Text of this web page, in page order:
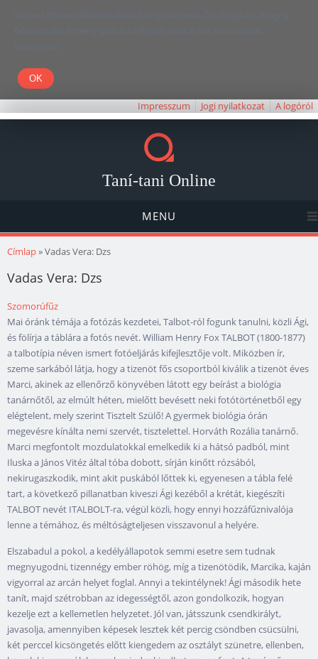
Kedves Olvasó! Weboldalunk böngészésével Ön elfogadja, hogy a
felhasználói élmény javítása céljából cookie-kat használunk.
Köszönjük!
Impresszum Jogi nyilatkozat A logóról
Taní-tani Online
MENU
Jelenlegi hely
Címlap» Vadas Vera: Dzs
Vadas Vera: Dzs
Szomorúfűz
Mai óránk témája a fotózás kezdetei, Talbot-ról fogunk tanulni, közli Ági,
és fölírja a táblára a fotós nevét. William Henry Fox TALBOT (1800-1877)
a talbotípia néven ismert fotóeljárás kifejlesztője volt. Miközben ír,
szeme sarkából látja, hogy a tizenöt fős csoportból kiválik a tizenöt éves
Marci, akinek az ellenőrző könyvében látott egy beírást a biológia
tanárnőtől, az elmúlt héten, mielőtt bevésett neki fotótörténetből egy
elégtelent, mely szerint Tisztelt Szülő! A gyermek biológia órán
megevésre kínálta nemi szervét, tisztelettel. Horváth Rozália tanárnő.
Marci megfontolt mozdulatokkal emelkedik ki a hátsó padból, mint
Iluska a János Vitéz által tóba dobott, sírján kinőtt rózsából,
nekirugaszkodik, mint akit puskából lőttek ki, egyenesen a tábla felé
tart, a következő pillanatban kiveszi Ági kezéből a krétát, kiegészíti
TALBOT nevét ITALBOLT-ra, végül közli, hogy ennyi hozzáfűznivalója
lenne a témához, és méltóságteljesen visszavonul a helyére.
Elszabadul a pokol, a kedélyállapotok semmi esetre sem tudnak
megnyugodni, tizennégy ember röhög, míg a tizenötödik, Marcika, kaján
vigyorral az arcán helyet foglal. Annyi a tekintélynek! Ági második hete
tanít, majd szétrobban az idegességtől, azon gondolkozik, hogyan
kezelje ezt a kellemetlen helyzetet. Jól van, játsszunk csendkirályt,
javasolja, amennyiben képesek lesztek két percig csöndben csücsülni,
két perccel kicsöngetés előtt kiengedem az osztályt szünetre, ellenben,